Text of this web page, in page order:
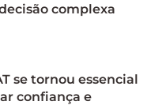
complexa
se tornou essencial
confiança e